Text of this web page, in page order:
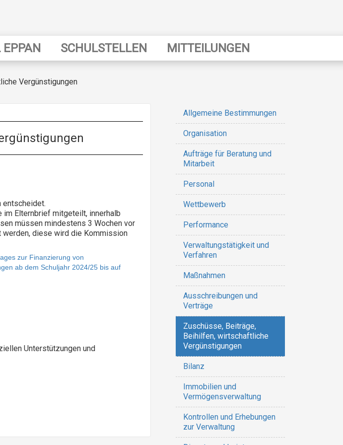
SCHULSTELLEN MITTEILUNGEN
Vergünstigungen
entscheidet.
im Elternbrief mitgeteilt, innerhalb
müssen mindestens 3 Wochen vor
diese wird die Kommission
zur Finanzierung von
ab dem Schuljahr 2024/25 bis auf
Unterstützungen und
Transparente
Verwaltung
Allgemeine Bestimmungen
Organisation
Aufträge für Beratung und
Mitarbeit
Personal
Wettbewerb
Performance
Verwaltungstätigkeit und
Verfahren
Maßnahmen
Ausschreibungen und
Verträge
Zuschüsse, Beiträge,
Beihilfen, wirtschaftliche
Vergünstigungen
Bilanz
Immobilien und
Vermögensverwaltung
Kontrollen und Erhebungen
zur Verwaltung